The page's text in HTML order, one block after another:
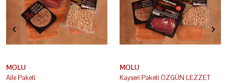
MOLU
Aile Paketi
MOLU
Kayseri Paketi ÖZGÜN LEZZET